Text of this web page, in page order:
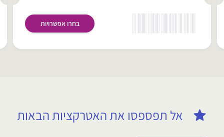
בחרו אפשרויות
אל תפספסו את האטרקציות הבאות